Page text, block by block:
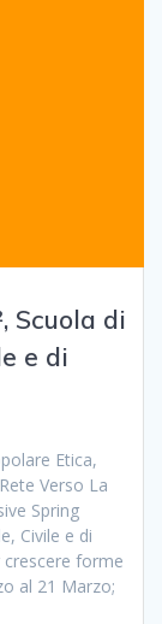
Scuola di
e di
Etica,
Verso La
Spring
Civile e di
forme
al 21 Marzo;